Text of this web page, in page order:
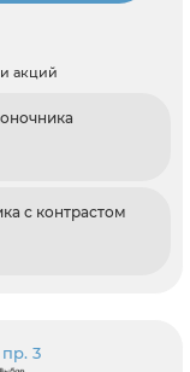
акций
с контрастом
3